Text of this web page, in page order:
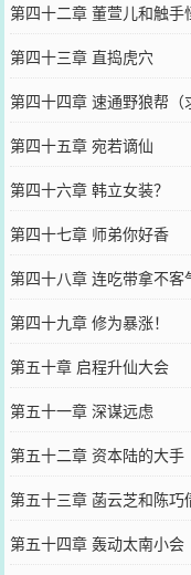
第四十二章 董萱儿和触手
第四十三章 直捣虎穴
第四十四章 速通野狼帮（
第四十五章 宛若谪仙
第四十六章 韩立女装？
第四十七章 师弟你好香
第四十八章 连吃带拿不客
第四十九章 修为暴涨！
第五十章 启程升仙大会
第五十一章 深谋远虑
第五十二章 资本陆的大手
第五十三章 菡云芝和陈巧
第五十四章 轰动太南小会